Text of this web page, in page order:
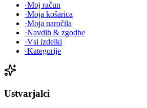
·Moj račun
·Moja košarica
·Moja naročila
·Navdih & zgodbe
·Vsi izdelki
·Kategorije
Ustvarjalci